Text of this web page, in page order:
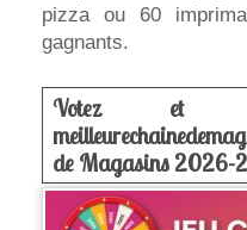
pizza ou 60
gagnants.
Votez et
de Magasins 2026-